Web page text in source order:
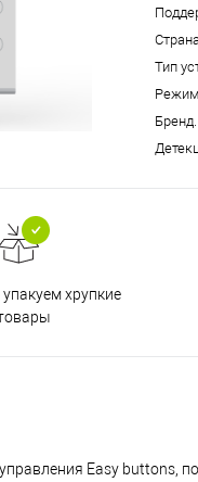
Тип
Режим
Бренд.
хрупкие
Easy buttons,